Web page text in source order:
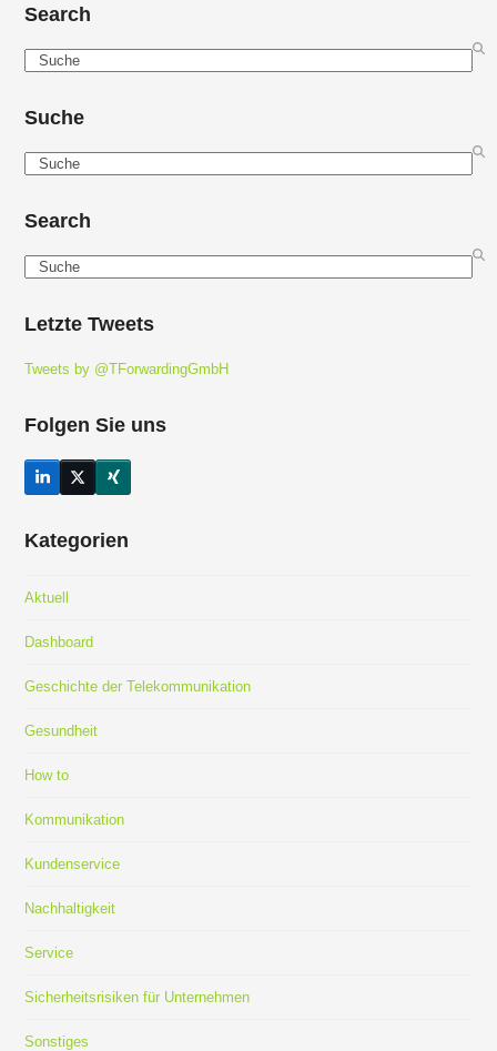
Search
Search
Suche
Search
Search
Search
Letzte Tweets
Tweets by @TForwardingGmbH
Folgen Sie uns
LinkedInTwitter
(deprecated)
Xing
Kategorien
Aktuell
Dashboard
Geschichte der Telekommunikation
Gesundheit
How to
Kommunikation
Kundenservice
Nachhaltigkeit
Service
Sicherheitsrisiken für Unternehmen
Sonstiges